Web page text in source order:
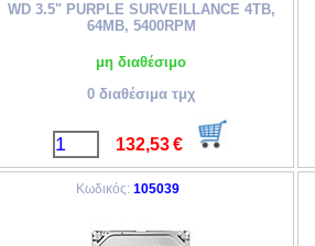
WD 3.5" PURPLE SURVEILLANCE 4TB,
64MB, 5400RPM
μη διαθέσιμο
0 διαθέσιμα τμχ
132,53 €
Κωδικός:105039